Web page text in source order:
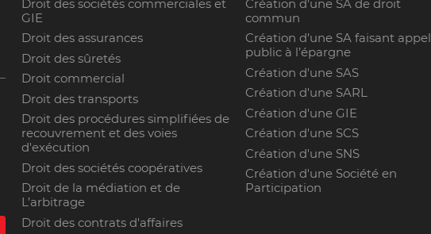
Droit des sociétés commerciales et
GIE
Droit des assurances
Droit des sûretés
Droit commercial
Droit des transports
Droit des procédures simplifiées de
recouvrement et des voies
d'exécution
Droit des sociétés coopératives
Droit de la médiation et de
L’arbitrage
Droit des contrats d'affaires
Création d'une SA de droit
commun
Création d’une SA faisant appel
public à l’épargne
Création d'une SAS
Création d'une SARL
Création d'une GIE
Création d'une SCS
Création d'une SNS
Création d'une Société en
Participation